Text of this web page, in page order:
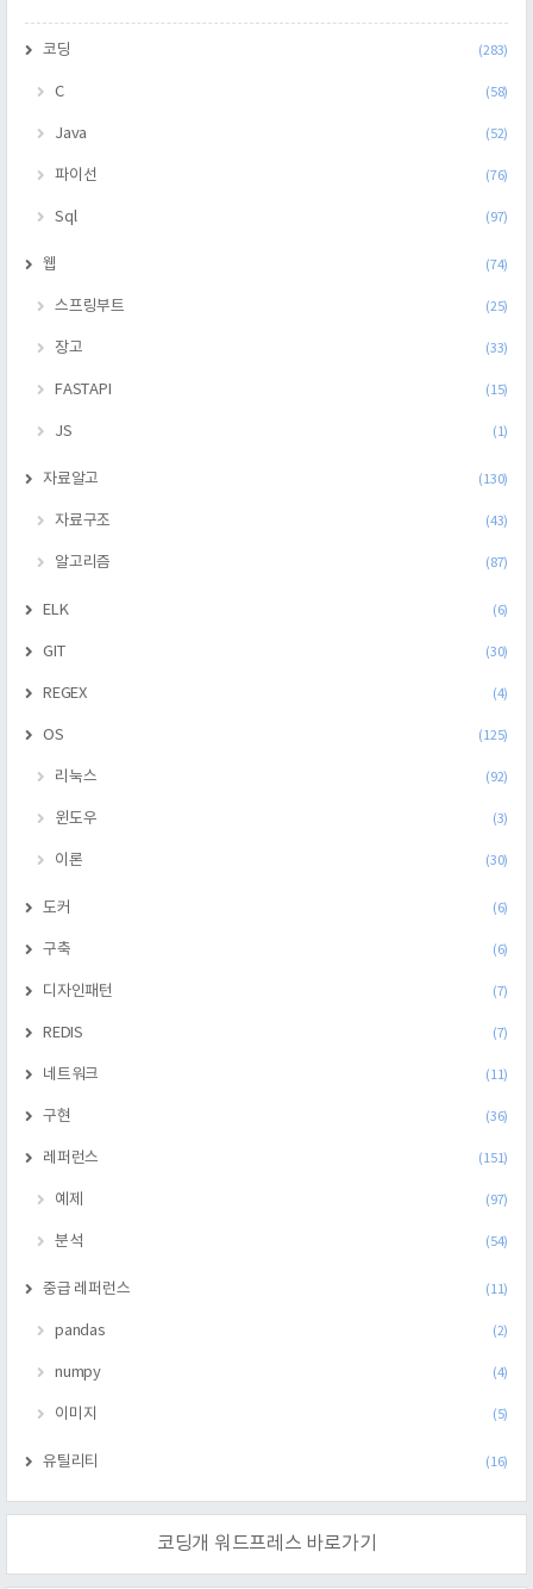
코딩 (283)
C (58)
Java (52)
파이선 (76)
Sql (97)
웹 (74)
스프링부트 (25)
장고 (33)
FASTAPI (15)
JS (1)
자료알고 (130)
자료구조 (43)
알고리즘 (87)
ELK (6)
GIT (30)
REGEX (4)
OS (125)
리눅스 (92)
윈도우 (3)
이론 (30)
도커 (6)
구축 (6)
디자인패턴 (7)
REDIS (7)
네트워크 (11)
구현 (36)
레퍼런스 (151)
예제 (97)
분석 (54)
중급 레퍼런스 (11)
pandas (2)
numpy (4)
이미지 (5)
유틸리티 (16)
코딩개 워드프레스 바로가기